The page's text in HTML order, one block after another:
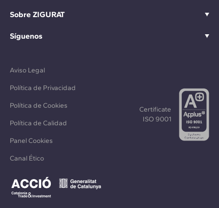
Sobre ZIGURAT
Síguenos
Aviso Legal
Política de Privacidad
Política de Cookies
Política de Calidad
Panel Cookies
Canal Ético
Certificate
ISO 9001